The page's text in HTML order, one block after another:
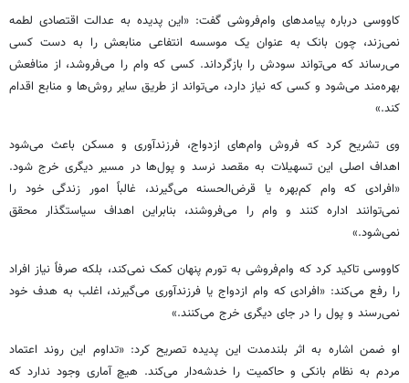
کاووسی درباره پیامدهای وام‌فروشی گفت: «این پدیده به عدالت اقتصادی لطمه
نمی‌زند، چون بانک به عنوان یک موسسه انتفاعی منابعش را به دست کسی
می‌رساند که می‌تواند سودش را بازگرداند. کسی که وام را می‌فروشد، از منافعش
بهره‌مند می‌شود و کسی که نیاز دارد، می‌تواند از طریق سایر روش‌ها و منابع اقدام
کند.»
وی تشریح کرد که فروش وام‌های ازدواج، فرزندآوری و مسکن باعث می‌شود
اهداف اصلی این تسهیلات به مقصد نرسد و پول‌ها در مسیر دیگری خرج شود.
«افرادی که وام کم‌بهره یا قرض‌الحسنه می‌گیرند، غالباً امور زندگی خود را
نمی‌توانند اداره کنند و وام را می‌فروشند، بنابراین اهداف سیاستگذار محقق
نمی‌شود.»
کاووسی تاکید کرد که وام‌فروشی به تورم پنهان کمک نمی‌کند، بلکه صرفاً نیاز افراد
را رفع می‌کند: «افرادی که وام ازدواج یا فرزندآوری می‌گیرند، اغلب به هدف خود
نمی‌رسند و پول را در جای دیگری خرج می‌کنند.»
او ضمن اشاره به اثر بلندمدت این پدیده تصریح کرد: «تداوم این روند اعتماد
مردم به نظام بانکی و حاکمیت را خدشه‌دار می‌کند. هیچ آماری وجود ندارد که